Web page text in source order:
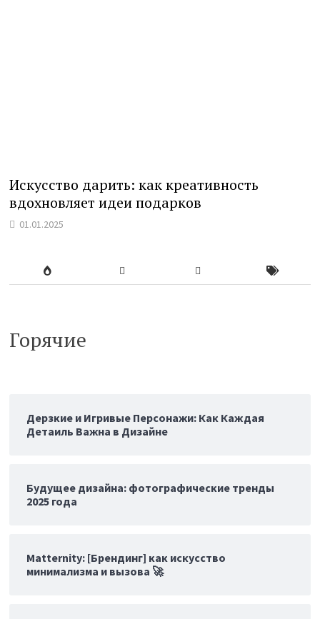
Искусство дарить: как креативность
вдохновляет идеи подарков
01.01.2025
Горячие
Дерзкие и Игривые Персонажи: Как Каждая
Детаиль Важна в Дизайне
Будущее дизайна: фотографические тренды
2025 года
Matternity: [Брендинг] как искусство
минимализма и вызова 🚀